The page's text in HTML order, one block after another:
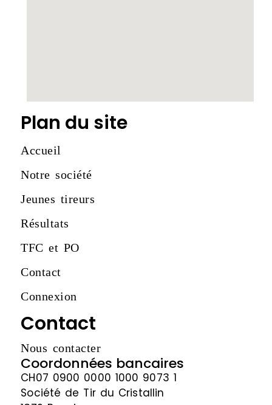
Plan du site
Accueil
Notre société
Jeunes tireurs
Résultats
TFC et PO
Contact
Connexion
Contact
Nous contacter
Coordonnées bancaires
CH07 0900 0000 1000 9073 1
Société de Tir du Cristallin